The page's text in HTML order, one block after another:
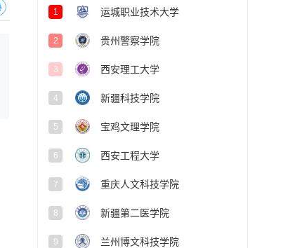
1 运城职业技术大学
2 贵州警察学院
3 西安理工大学
4 新疆科技学院
5 宝鸡文理学院
6 西安工程大学
7 重庆人文科技学院
8 新疆第二医学院
9 兰州博文科技学院